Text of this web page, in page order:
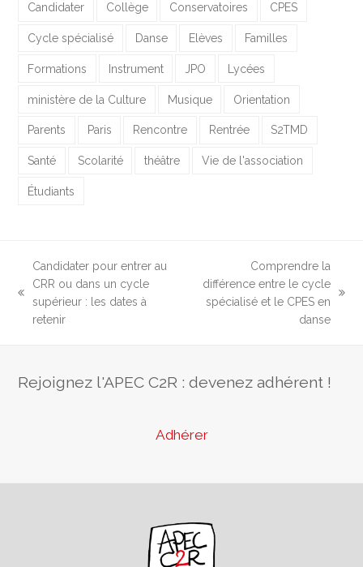
Candidater Collège Conservatoires CPES
Cycle spécialisé Danse Elèves Familles
Formations Instrument JPO Lycées
ministère de la Culture Musique Orientation
Parents Paris Rencontre Rentrée S2TMD
Santé Scolarité théâtre Vie de l'association
Étudiants
previous
post:
Candidater pour entrer au
CRR ou dans un cycle
supérieur : les dates à
retenir
next
Comprendre la
différence entre le cycle
spécialisé et le CPES en
danse
Rejoignez l'APEC C2R : devenez adhérent !
Adhérer